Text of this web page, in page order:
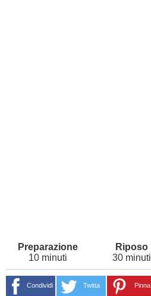
10 minuti 30 minuti
Condividi Twitta Pinna